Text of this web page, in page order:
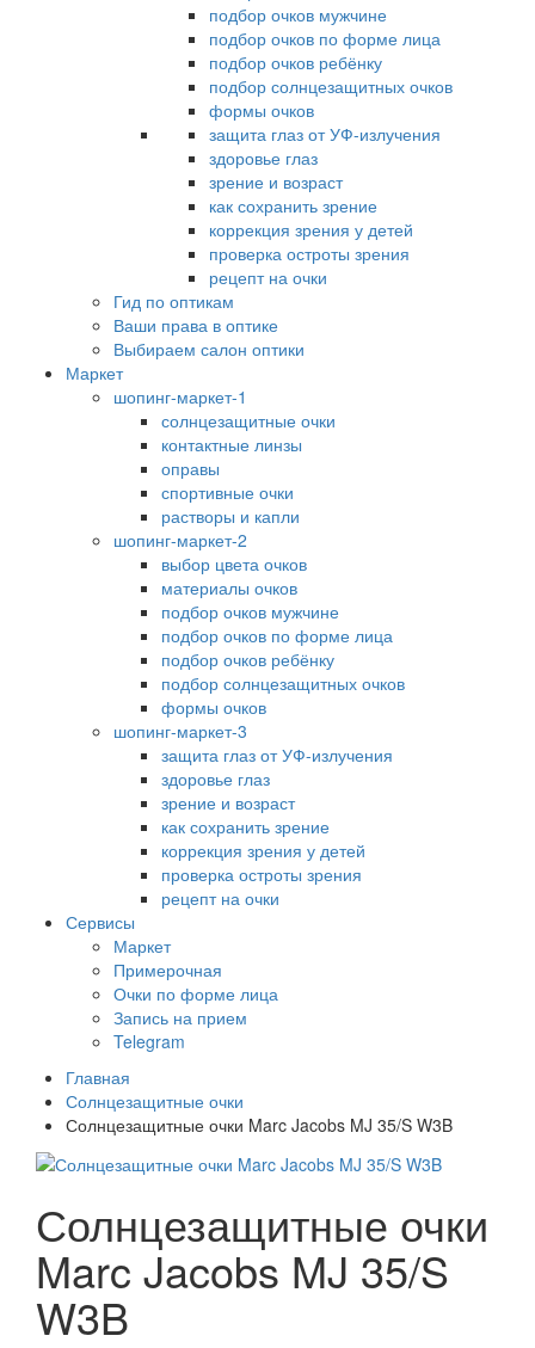
подбор очков мужчине
подбор очков по форме лица
подбор очков ребёнку
подбор солнцезащитных очков
формы очков
защита глаз от УФ-излучения
здоровье глаз
зрение и возраст
как сохранить зрение
коррекция зрения у детей
проверка остроты зрения
рецепт на очки
Гид по оптикам
Ваши права в оптике
Выбираем салон оптики
Маркет
шопинг-маркет-1
солнцезащитные очки
контактные линзы
оправы
спортивные очки
растворы и капли
шопинг-маркет-2
выбор цвета очков
материалы очков
подбор очков мужчине
подбор очков по форме лица
подбор очков ребёнку
подбор солнцезащитных очков
формы очков
шопинг-маркет-3
защита глаз от УФ-излучения
здоровье глаз
зрение и возраст
как сохранить зрение
коррекция зрения у детей
проверка остроты зрения
рецепт на очки
Сервисы
Маркет
Примерочная
Очки по форме лица
Запись на прием
Telegram
Главная
Солнцезащитные очки
Солнцезащитные очки Marc Jacobs MJ 35/S W3B
Солнцезащитные очки
Marc Jacobs MJ 35/S
W3B